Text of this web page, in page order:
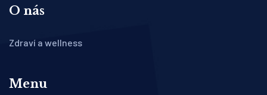
O nás
Zdraví a wellness
Menu